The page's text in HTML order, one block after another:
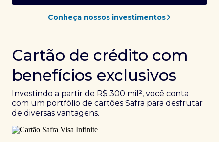
Conheça nossos investimentos
Cartão de crédito com
benefícios exclusivos
Investindo a partir de R$ 300 mil², você conta
com um portfólio de cartões Safra para desfrutar
de diversas vantagens.